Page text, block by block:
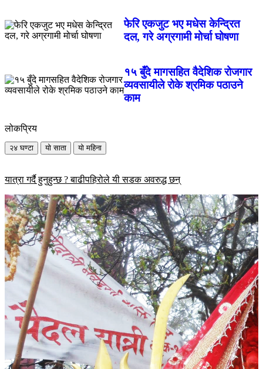
फेरि एकजुट भए मधेस केन्द्रित
दल, गरे अग्रगामी मोर्चा घोषणा
१५ बुँदे मागसहित वैदेशिक रोजगार
व्यवसायीले रोके श्रमिक पठाउने
काम
लोकप्रिय
२४ घण्टा यो साता यो महिना
यात्रा गर्दै हुनुहुन्छ ? बाढीपहिरोले यी सडक अवरुद्ध छन्